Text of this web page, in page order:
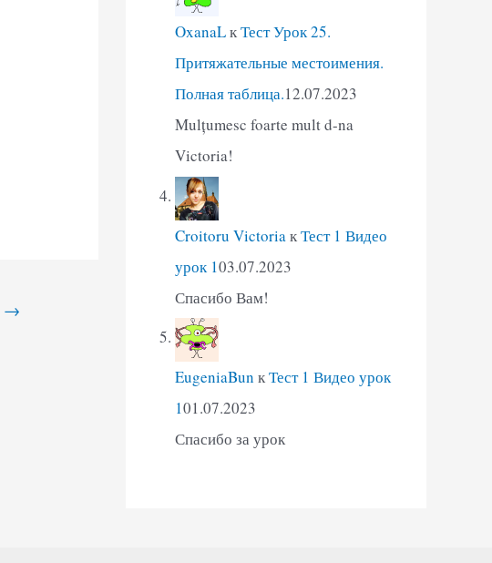
→
OxanaLкТест Урок 25.
Притяжательные местоимения.
Полная таблица.12.07.2023
Mulțumesc foarte mult d-na
Victoria!
Croitoru Victoria кТест 1 Видео
урок 103.07.2023
Спасибо Вам!
EugeniaBun кТест 1 Видео урок
101.07.2023
Спасибо за урок